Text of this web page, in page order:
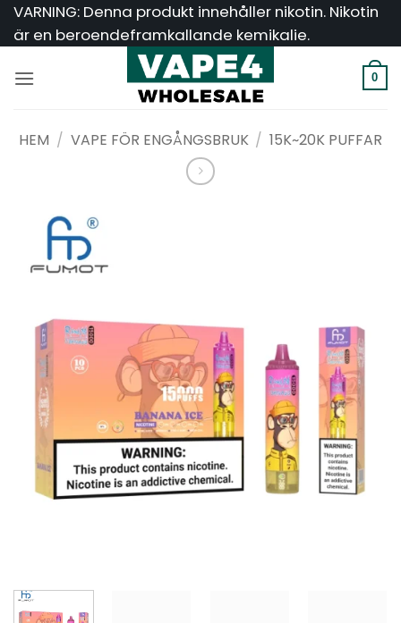
Hoppa
till
VARNING: Denna produkt innehåller nikotin. Nikotin
är en beroendeframkallande kemikalie.
0
HEM / VAPE FÖR ENGÅNGSBRUK / 15K~20K PUFFAR